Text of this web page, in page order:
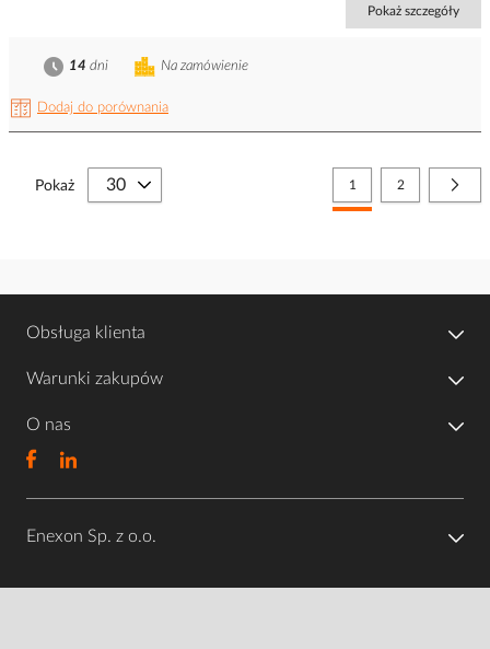
Pokaż szczegóły
Dodaj do porównania
Na zamówienie
14 dni
Strona
Aktualnie czytasz stronę
1 Strona
2
Pokaż
Obsługa klienta
Warunki zakupów
O nas
Enexon Sp. z o.o.